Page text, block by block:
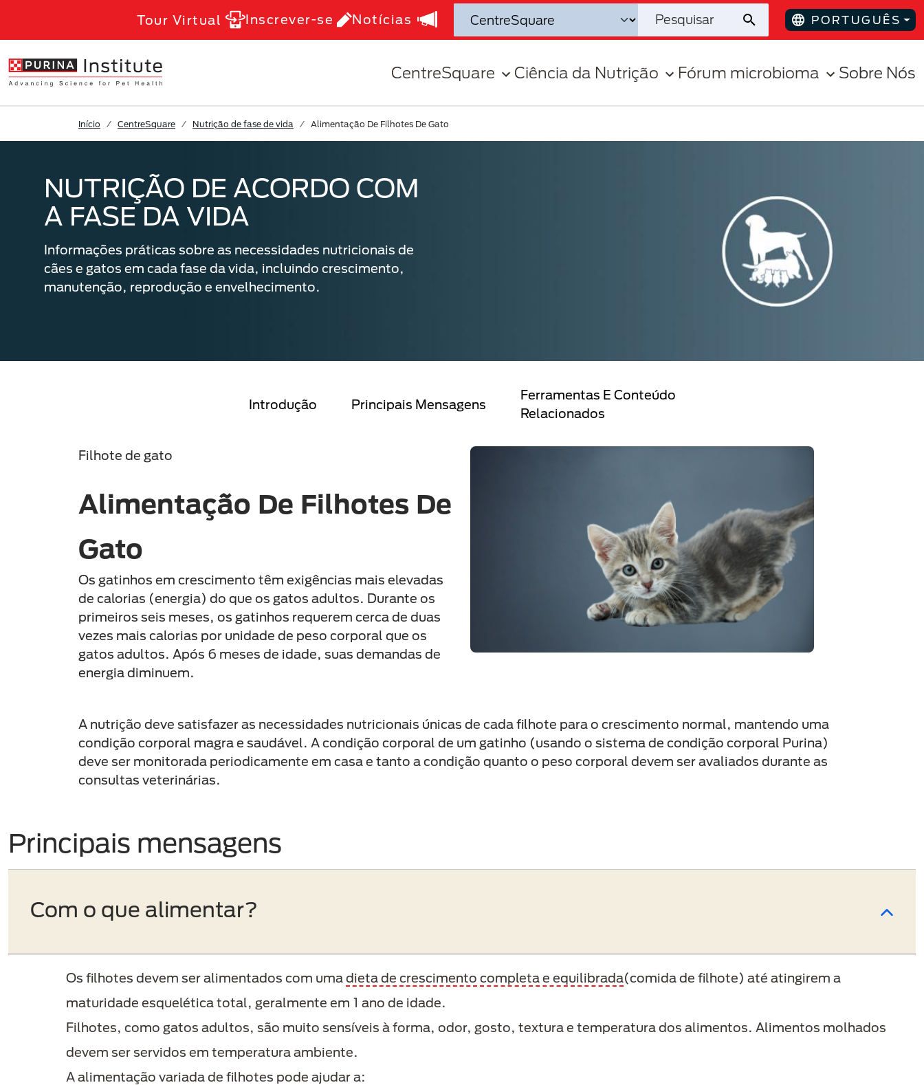
Tour Virtual Inscrever-se Notícias PORTUGUÊS
CentreSquare Ciência da Nutrição Fórum microbioma Sobre Nós
Início CentreSquare Nutrição de fase de vida Alimentação De Filhotes De Gato
NUTRIÇÃO DE ACORDO COM
A FASE DA VIDA
Informações práticas sobre as necessidades nutricionais de
cães e gatos em cada fase da vida, incluindo crescimento,
manutenção, reprodução e envelhecimento.
Introdução Principais Mensagens
Ferramentas E Conteúdo
Relacionados
Filhote de gato
Alimentação De Filhotes De
Gato
Os gatinhos em crescimento têm exigências mais elevadas
de calorias (energia) do que os gatos adultos. Durante os
primeiros seis meses, os gatinhos requerem cerca de duas
vezes mais calorias por unidade de peso corporal que os
gatos adultos. Após 6 meses de idade, suas demandas de
energia diminuem.
A nutrição deve satisfazer as necessidades nutricionais únicas de cada filhote para o crescimento normal, mantendo uma
condição corporal magra e saudável. A condição corporal de um gatinho (usando o sistema de condição corporal Purina)
deve ser monitorada periodicamente em casa e tanto a condição quanto o peso corporal devem ser avaliados durante as
consultas veterinárias.
Principais mensagens
Com o que alimentar?
Os filhotes devem ser alimentados com umadieta de crescimento completa e equilibrada(comida de filhote) até atingirem a
maturidade esquelética total, geralmente em 1 ano de idade.
Filhotes, como gatos adultos, são muito sensíveis à forma, odor, gosto, textura e temperatura dos alimentos. Alimentos molhados
devem ser servidos em temperatura ambiente.
A alimentação variada de filhotes pode ajudar a: